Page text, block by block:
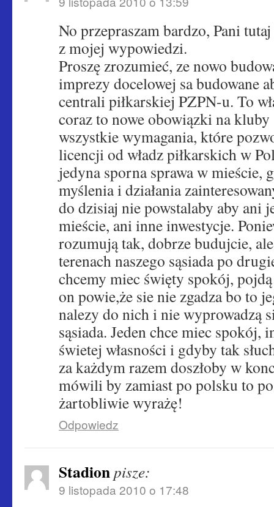
No przepraszam bardzo, Pani
z mojej wypowiedzi.
Proszę zrozumieć, ze nowo
imprezy docelowej sa budowane
centrali piłkarskiej PZPN-u. To
coraz to nowe obowiązki na kluby
wszystkie wymagania, które
licencji od władz piłkarskich w
jedyna sporna sprawa w mieście,
myślenia i działania
do dzisiaj nie powstalaby aby ani
mieście, ani inne inwestycje.
rozumują tak, dobrze budujcie,
terenach naszego sąsiada po
chcemy miec święty spokój,
on powie,że sie nie zgadza bo to
nalezy do nich i nie wyprowadzą
sąsiada. Jeden chce miec spokój,
świetej własności i gdyby tak
za każdym razem doszłoby w
mówili by zamiast po polsku to
żartobliwie wyrażę!
Odpowiedz
Stadionpisze:
9 listopada 2010 o 17:48